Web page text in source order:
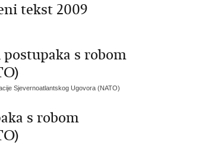
tekst 2009
s robom
Sjevernoatlantskog Ugovora (NATO)
s robom